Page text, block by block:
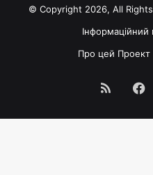
© Copyright 2026, All
Про цей Проект
RSS